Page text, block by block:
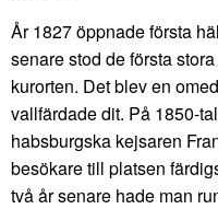
År 1827 öppnade första
senare stod de första
kurorten. Det blev en
vallfärdade dit. På 1850-
habsburgska kejsaren
besökare till platsen
två år senare hade man